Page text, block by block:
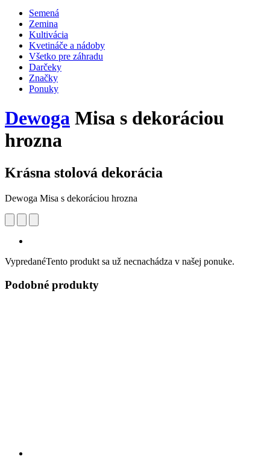
Semená
Zemina
Kultivácia
Kvetináče a nádoby
Všetko pre záhradu
Darčeky
Značky
Ponuky
Dewoga Misa s dekoráciou
hrozna
Krásna stolová dekorácia
Dewoga Misa s dekoráciou hrozna
VypredanéTento produkt sa už necnachádza v našej ponuke.
Podobné produkty